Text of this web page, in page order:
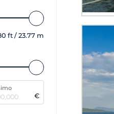
ft / 23.77 m
€